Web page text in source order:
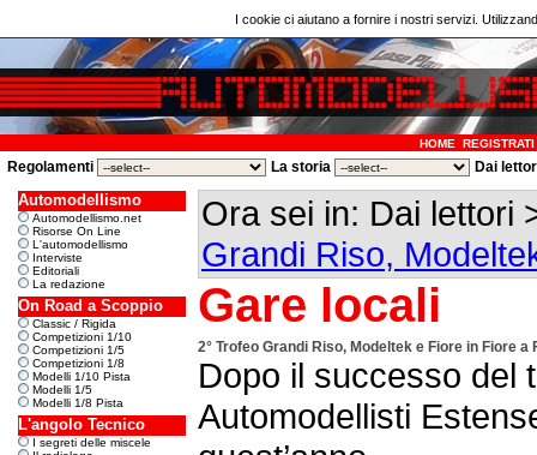
I cookie ci aiutano a fornire i nostri servizi.
HOME REGISTRATI
Regolamenti La storia Dai
Automodellismo
Automodellismo.net
Risorse On Line
L'automodellismo
Interviste
Editoriali
La redazione
On Road a Scoppio
Classic / Rigida
Competizioni 1/10
Competizioni 1/5
Competizioni 1/8
Modelli 1/10 Pista
Modelli 1/5
Modelli 1/8 Pista
L'angolo Tecnico
I segreti delle miscele
Ora sei in: Dai lettori
Grandi Riso,
Gare locali
2° Trofeo Grandi Riso, Modeltek e Fiore in Fiore a
Dopo il successo del
Automodellisti